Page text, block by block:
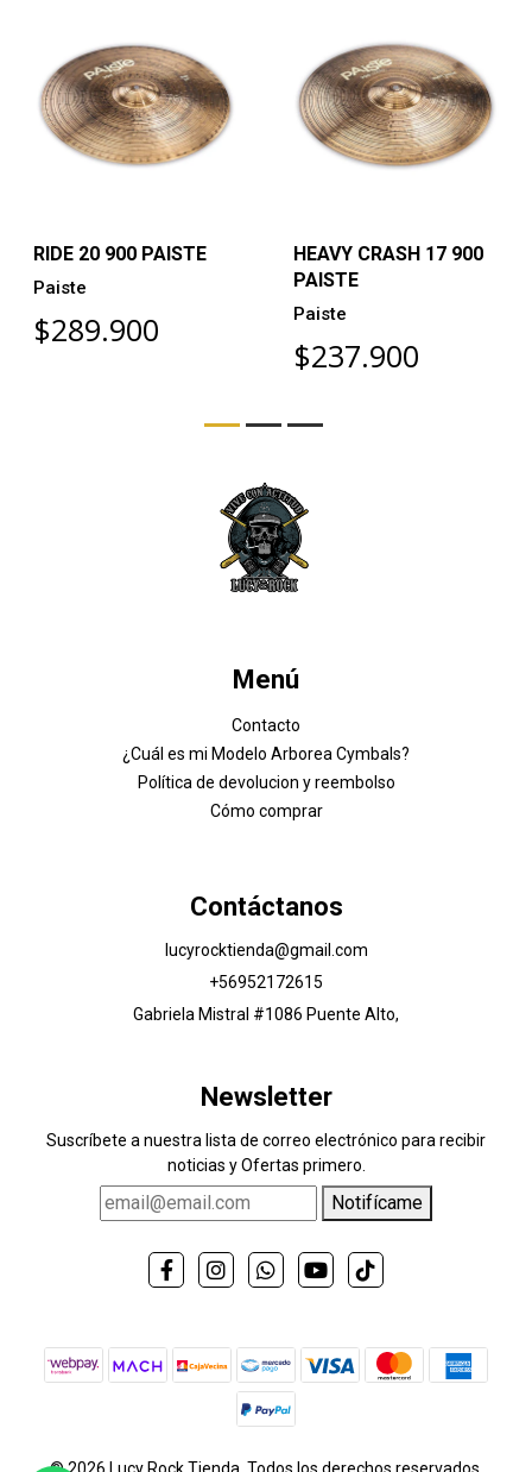
RIDE 20 900 PAISTE
Paiste
$289.900
HEAVY CRASH 17 900
PAISTE
Paiste
$237.900
Menú
Contacto
¿Cuál es mi Modelo Arborea Cymbals?
Política de devolucion y reembolso
Cómo comprar
Contáctanos
lucyrocktienda@gmail.com
+56952172615
Gabriela Mistral #1086 Puente Alto,
Newsletter
Suscríbete a nuestra lista de correo electrónico para recibir
noticias y Ofertas primero.
Notifícame